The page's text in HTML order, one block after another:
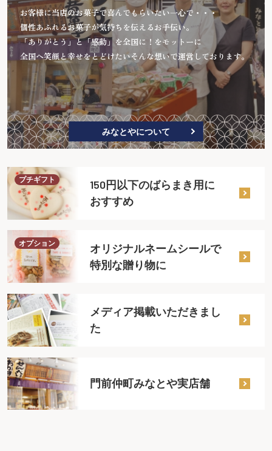
お客様に当店のお菓子で喜んでもらいたい一心で・・・
個性あふれるお菓子が気持ちを伝えるお手伝い。
「ありがとう」と「感動」を全国に！をモットーに
全国へ笑顔と幸せをとどけたいそんな想いで運営しております。
みなとやについて
プチギフト
150円以下のばらまき用に
おすすめ
オプション
オリジナルネームシールで
特別な贈り物に
メディア掲載いただきまし
た
門前仲町みなとや実店舗